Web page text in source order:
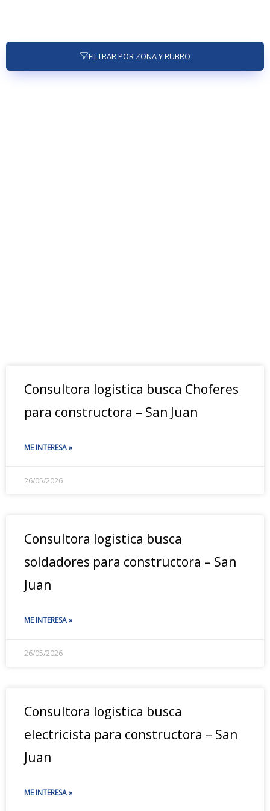
FILTRAR POR ZONA Y RUBRO
Consultora logistica busca Choferes
para constructora – San Juan
ME INTERESA »
26/05/2026
Consultora logistica busca
soldadores para constructora – San
Juan
ME INTERESA »
26/05/2026
Consultora logistica busca
electricista para constructora – San
Juan
ME INTERESA »